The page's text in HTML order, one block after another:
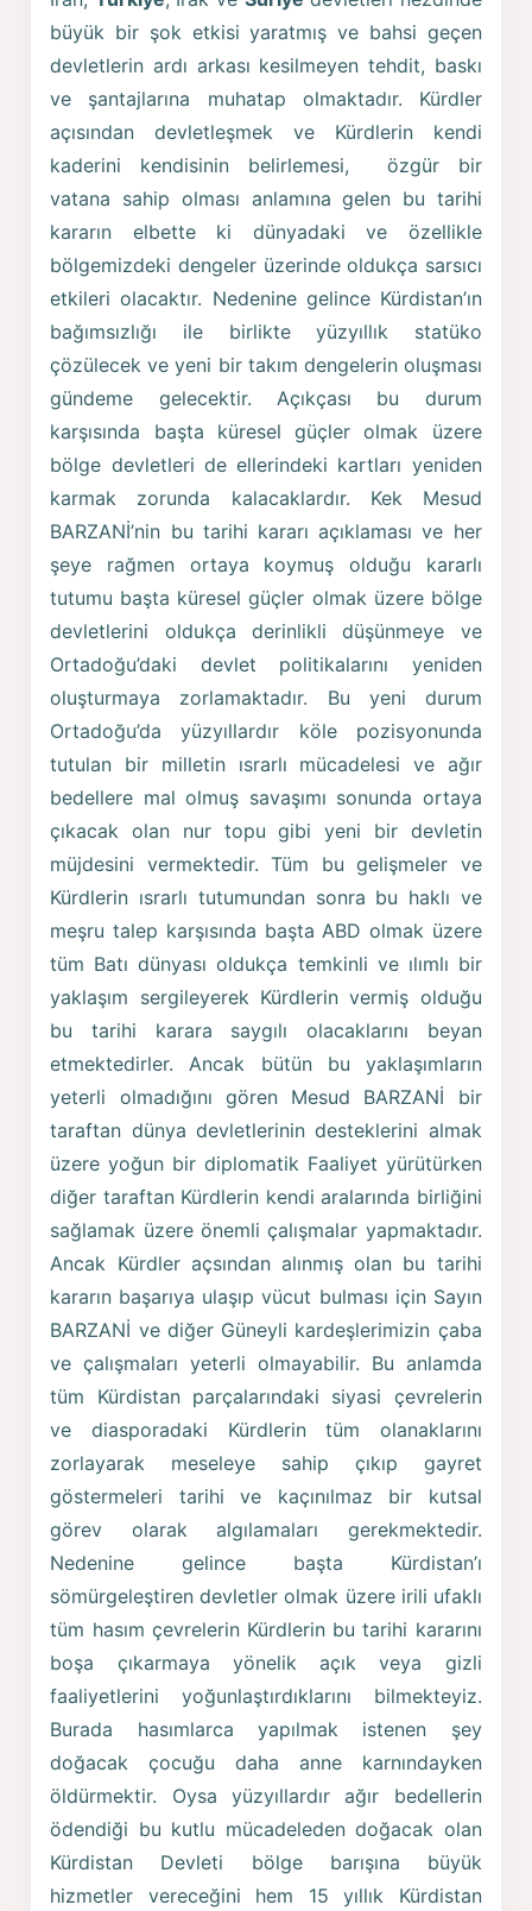
büyük bir şok etkisi yaratmış ve bahsi geçen
devletlerin ardı arkası kesilmeyen tehdit, baskı
ve şantajlarına muhatap olmaktadır. Kürdler
açısından devletleşmek ve Kürdlerin kendi
kaderini kendisinin belirlemesi, özgür bir
vatana sahip olması anlamına gelen bu tarihi
kararın elbette ki dünyadaki ve özellikle
bölgemizdeki dengeler üzerinde oldukça sarsıcı
etkileri olacaktır. Nedenine gelince Kürdistan’ın
bağımsızlığı ile birlikte yüzyıllık statüko
çözülecek ve yeni bir takım dengelerin oluşması
gündeme gelecektir. Açıkçası bu durum
karşısında başta küresel güçler olmak üzere
bölge devletleri de ellerindeki kartları yeniden
karmak zorunda kalacaklardır. Kek Mesud
BARZANİ’nin bu tarihi kararı açıklaması ve her
şeye rağmen ortaya koymuş olduğu kararlı
tutumu başta küresel güçler olmak üzere bölge
devletlerini oldukça derinlikli düşünmeye ve
Ortadoğu’daki devlet politikalarını yeniden
oluşturmaya zorlamaktadır. Bu yeni durum
Ortadoğu’da yüzyıllardır köle pozisyonunda
tutulan bir milletin ısrarlı mücadelesi ve ağır
bedellere mal olmuş savaşımı sonunda ortaya
çıkacak olan nur topu gibi yeni bir devletin
müjdesini vermektedir. Tüm bu gelişmeler ve
Kürdlerin ısrarlı tutumundan sonra bu haklı ve
meşru talep karşısında başta ABD olmak üzere
tüm Batı dünyası oldukça temkinli ve ılımlı bir
yaklaşım sergileyerek Kürdlerin vermiş olduğu
bu tarihi karara saygılı olacaklarını beyan
etmektedirler. Ancak bütün bu yaklaşımların
yeterli olmadığını gören Mesud BARZANİ bir
taraftan dünya devletlerinin desteklerini almak
üzere yoğun bir diplomatik Faaliyet yürütürken
diğer taraftan Kürdlerin kendi aralarında birliğini
sağlamak üzere önemli çalışmalar yapmaktadır.
Ancak Kürdler açsından alınmış olan bu tarihi
kararın başarıya ulaşıp vücut bulması için Sayın
BARZANİ ve diğer Güneyli kardeşlerimizin çaba
ve çalışmaları yeterli olmayabilir. Bu anlamda
tüm Kürdistan parçalarındaki siyasi çevrelerin
ve diasporadaki Kürdlerin tüm olanaklarını
zorlayarak meseleye sahip çıkıp gayret
göstermeleri tarihi ve kaçınılmaz bir kutsal
görev olarak algılamaları gerekmektedir.
Nedenine gelince başta Kürdistan’ı
sömürgeleştiren devletler olmak üzere irili ufaklı
tüm hasım çevrelerin Kürdlerin bu tarihi kararını
boşa çıkarmaya yönelik açık veya gizli
faaliyetlerini yoğunlaştırdıklarını bilmekteyiz.
Burada hasımlarca yapılmak istenen şey
doğacak çocuğu daha anne karnındayken
öldürmektir. Oysa yüzyıllardır ağır bedellerin
ödendiği bu kutlu mücadeleden doğacak olan
Kürdistan Devleti bölge barışına büyük
hizmetler vereceğini hem 15 yıllık Kürdistan